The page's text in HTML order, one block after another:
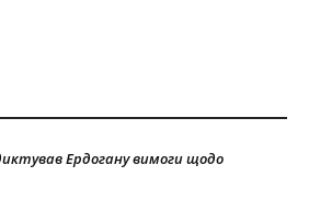
Ердогану вимоги щодо